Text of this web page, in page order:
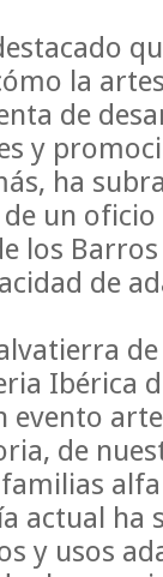
la
de
y
ha
un
los
de
Ibérica
evento
de
actual ha
y usos